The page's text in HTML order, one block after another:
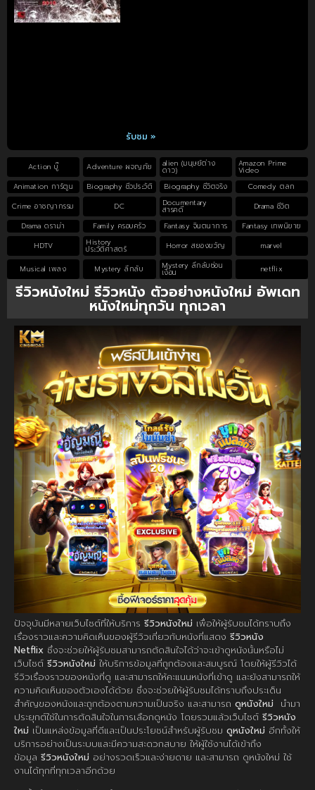
รับชม »
Action บู๊ Adventure ผจญภัย alien (มนุษย์ต่าง
ดาว)
Amazon Prime
Video
Animation การ์ตูน
Biography ชีวประวัติ Biography ชีวิตจริง
Comedy ตลก
Crime อาชญากรรม
DC Documentary
สารคดี
Drama ชีวิต
Drama ดราม่า
Family ครอบครัว Fantasy จินตนาการ
Fantasy เทพนิยาย
HDTV
History
ประวัติศาสตร์ Horror สยองขวัญ marvel
Musical เพลง Mystery ลึกลับ Mystery ลึกลับซ่อน
เงื่อน netflix
รีวิวหนังใหม่ รีวิวหนัง ตัวอย่างหนังใหม่ อัพเดท
หนังใหม่ทุกวัน ทุกเวลา
ปัจจุบันมีหลายเว็บไซต์ที่ให้บริการ รีวิวหนังใหม่ เพื่อให้ผู้รับชมได้ทราบถึง
เรื่องราวและความคิดเห็นของผู้รีวิวเกี่ยวกับหนังที่แสดง รีวิวหนัง
Netflix ซึ่งจะช่วยให้ผู้รับชมสามารถตัดสินใจได้ว่าจะเข้าดูหนังนั้นหรือไม่
เว็บไซต์ รีวิวหนังใหม่ ให้บริการข้อมูลที่ถูกต้องและสมบูรณ์ โดยให้ผู้รีวิวได้
รีวิวเรื่องราวของหนังที่ดู และสามารถให้คะแนนหนังที่เข้าดู และยังสามารถให้
ความคิดเห็นของตัวเองได้ด้วย ซึ่งจะช่วยให้ผู้รับชมได้ทราบถึงประเด็น
สำคัญของหนังและถูกต้องตามความเป็นจริง และสามารถ ดูหนังใหม่ นำมา
ประยุกต์ใช้ในการตัดสินใจในการเลือกดูหนัง โดยรวมแล้วเว็บไซต์ รีวิวหนัง
ใหม่ เป็นแหล่งข้อมูลที่ดีและเป็นประโยชน์สำหรับผู้รับชม ดูหนังใหม่ อีกทั้งให้
บริการอย่างเป็นระบบและมีความสะดวกสบาย ให้ผู้ใช้งานได้เข้าถึง
ข้อมูล รีวิวหนังใหม่ อย่างรวดเร็วและง่ายดาย และสามารถ ดูหนังใหม่ ใช้
งานได้ทุกที่ทุกเวลาอีกด้วย